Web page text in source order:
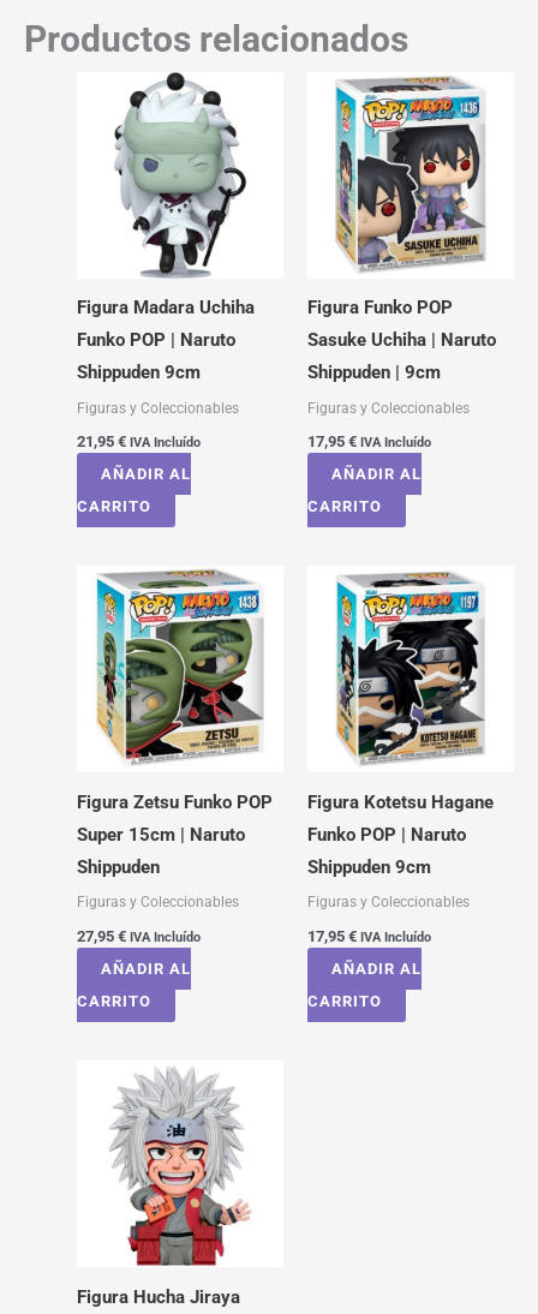
Productos relacionados
Figura Madara Uchiha
Funko POP | Naruto
Shippuden 9cm
Figuras y Coleccionables
21,95 € IVA Incluído
AÑADIR AL
CARRITO
Figura Funko POP
Sasuke Uchiha | Naruto
Shippuden | 9cm
Figuras y Coleccionables
17,95 € IVA Incluído
AÑADIR AL
CARRITO
Figura Zetsu Funko POP
Super 15cm | Naruto
Shippuden
Figuras y Coleccionables
27,95 € IVA Incluído
AÑADIR AL
CARRITO
Figura Kotetsu Hagane
Funko POP | Naruto
Shippuden 9cm
Figuras y Coleccionables
17,95 € IVA Incluído
AÑADIR AL
CARRITO
Figura Hucha Jiraya